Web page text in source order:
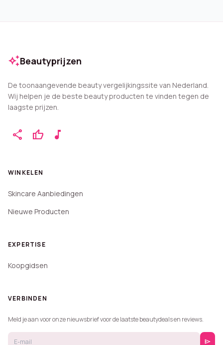
auto_awesomeBeautyprijzen
De toonaangevende beauty vergelijkingssite van Nederland.
Wij helpen je de beste beauty producten te vinden tegen de
laagste prijzen.
share thumb_up music_note
WINKELEN
Skincare Aanbiedingen
Nieuwe Producten
EXPERTISE
Koopgidsen
VERBINDEN
Meld je aan voor onze nieuwsbrief voor de laatste beautydeals en reviews.
send